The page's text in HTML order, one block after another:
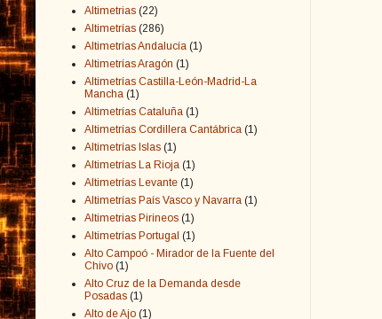
Altimetrias (22)
Altimetrías (286)
Altimetrías Andalucía (1)
Altimetrías Aragón (1)
Altimetrías Castilla-León-Madrid-La
Mancha (1)
Altimetrías Cataluña (1)
Altimetrías Cordillera Cantábrica (1)
Altimetrías Islas (1)
Altimetrías La Rioja (1)
Altimetrías Levante (1)
Altimetrías País Vasco y Navarra (1)
Altimetrias Pirineos (1)
Altimetrías Portugal (1)
Alto Campoó - Mirador de la Fuente del
Chivo (1)
Alto Cruz de la Demanda desde
Posadas (1)
Alto de Ajo (1)